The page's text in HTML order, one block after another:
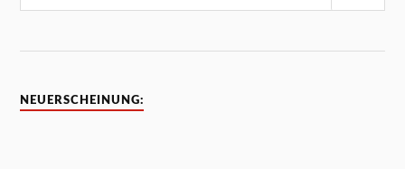
NEUERSCHEINUNG: